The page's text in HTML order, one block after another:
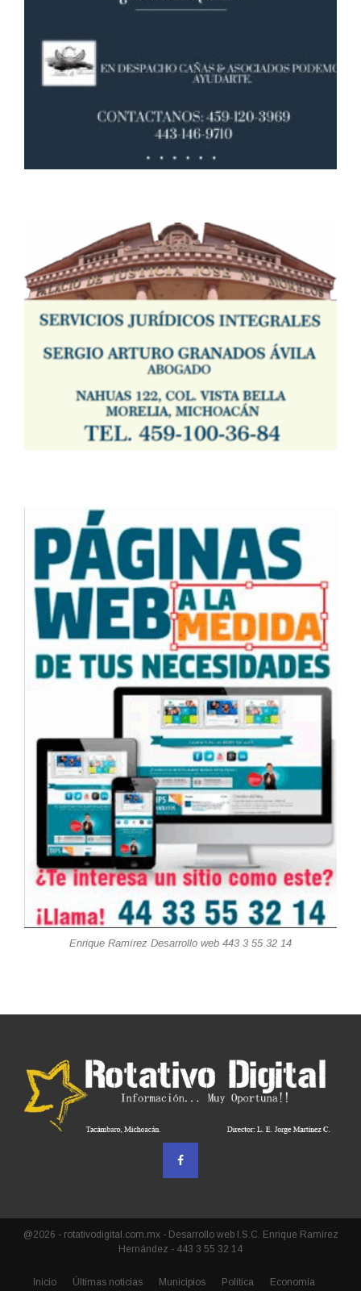
Enrique Ramírez Desarrollo web 443 3 55 32 14
@2026 - rotativodigital.com.mx - Desarrollo web I.S.C. Enrique Ramírez
Hernández - 443 3 55 32 14
Inicio Últimas noticias Municipios Política Economía